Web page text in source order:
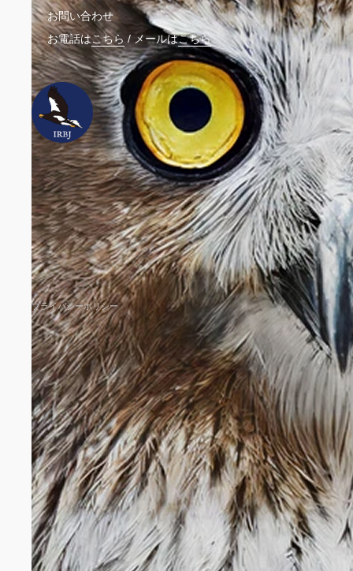
お問い合わせ
お電話はこちら / メールはこちら
ウ
プライバシーポリシー